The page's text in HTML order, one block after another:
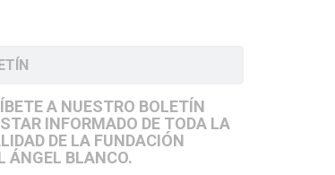
A NUESTRO BOLETÍN
INFORMADO DE TODA LA
DE LA FUNDACIÓN
ÁNGEL BLANCO.